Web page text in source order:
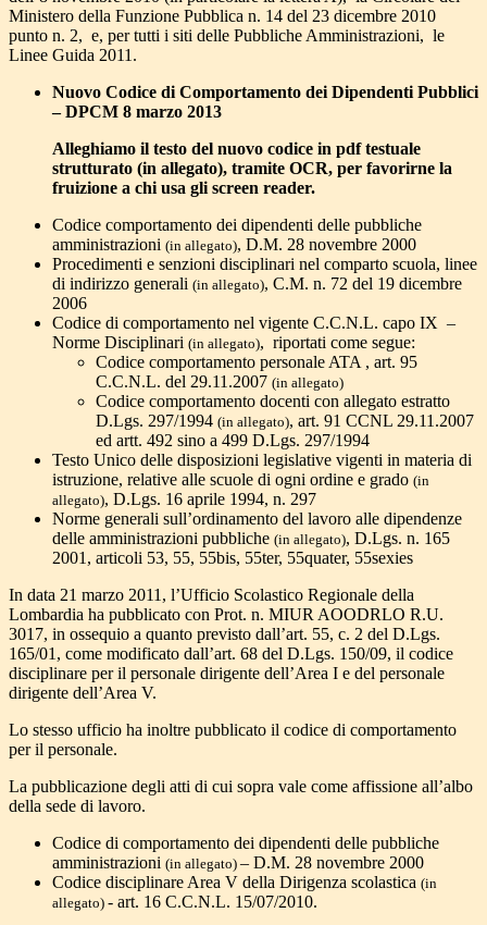
Ministero della Funzione Pubblica n. 14 del 23 dicembre 2010
punto n. 2, e, per tutti i siti delle Pubbliche Amministrazioni, le
Linee Guida 2011.
Nuovo Codice di Comportamento dei Dipendenti Pubblici
– DPCM 8 marzo 2013
Alleghiamo il testo del nuovo codice in pdf testuale
strutturato (in allegato), tramite OCR, per favorirne la
fruizione a chi usa gli screen reader.
Codice comportamento dei dipendenti delle pubbliche
amministrazioni (in allegato), D.M. 28 novembre 2000
Procedimenti e senzioni disciplinari nel comparto scuola, linee
di indirizzo generali (in allegato), C.M. n. 72 del 19 dicembre
2006
Codice di comportamento nel vigente C.C.N.L. capo IX –
Norme Disciplinari (in allegato), riportati come segue:
Codice comportamento personale ATA , art. 95
C.C.N.L. del 29.11.2007 (in allegato)
Codice comportamento docenti con allegato estratto
D.Lgs. 297/1994 (in allegato), art. 91 CCNL 29.11.2007
ed artt. 492 sino a 499 D.Lgs. 297/1994
Testo Unico delle disposizioni legislative vigenti in materia di
istruzione, relative alle scuole di ogni ordine e grado (in
allegato), D.Lgs. 16 aprile 1994, n. 297
Norme generali sull’ordinamento del lavoro alle dipendenze
delle amministrazioni pubbliche (in allegato), D.Lgs. n. 165
2001, articoli 53, 55, 55bis, 55ter, 55quater, 55sexies
In data 21 marzo 2011, l’Ufficio Scolastico Regionale della
Lombardia ha pubblicato con Prot. n. MIUR AOODRLO R.U.
3017, in ossequio a quanto previsto dall’art. 55, c. 2 del D.Lgs.
165/01, come modificato dall’art. 68 del D.Lgs. 150/09, il codice
disciplinare per il personale dirigente dell’Area I e del personale
dirigente dell’Area V.
Lo stesso ufficio ha inoltre pubblicato il codice di comportamento
per il personale.
La pubblicazione degli atti di cui sopra vale come affissione all’albo
della sede di lavoro.
Codice di comportamento dei dipendenti delle pubbliche
amministrazioni (in allegato) – D.M. 28 novembre 2000
Codice disciplinare Area V della Dirigenza scolastica (in
allegato) - art. 16 C.C.N.L. 15/07/2010.